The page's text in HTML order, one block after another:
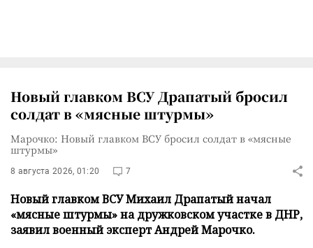
Новый главком ВСУ Драпатый бросил
солдат в «мясные штурмы»
Марочко: Новый главком ВСУ бросил солдат в «мясные
штурмы»
8 августа 2026, 01:20 7
Новый главком ВСУ Михаил Драпатый начал
«мясные штурмы» на дружковском участке в ДНР,
заявил военный эксперт Андрей Марочко.